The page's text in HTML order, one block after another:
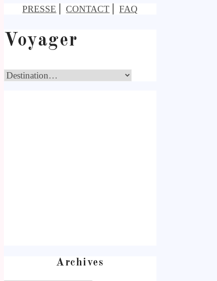
PRESSE ⎢CONTACT ⎢FAQ
Voyager
Archives